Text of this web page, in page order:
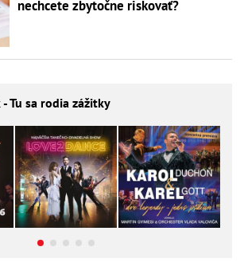
nechcete zbytočne riskovať?
- Tu sa rodia zážitky